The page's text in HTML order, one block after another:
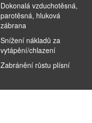
Dokonalá vzduchotěsná,
parotěsná, hluková
zábrana
Snížení nákladů za
vytápění/chlazení
Zabránění růstu plísní